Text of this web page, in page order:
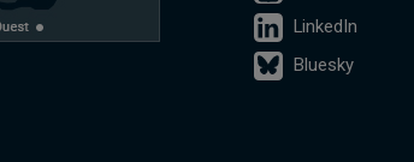
LinkedIn
Bluesky